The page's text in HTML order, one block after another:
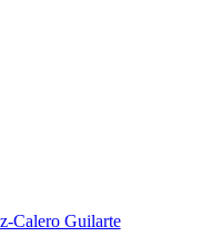
Calero Guilarte